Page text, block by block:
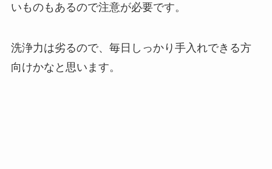
いものもあるので注意が必要です。
洗浄力は劣るので、毎日しっかり手入れできる方
向けかなと思います。